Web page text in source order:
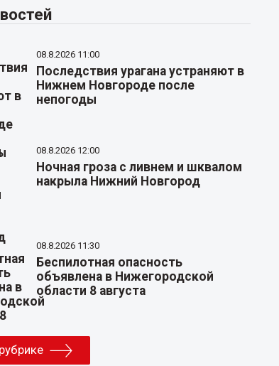
08.8.2026 11:00
Последствия урагана устраняют в
Нижнем Новгороде после
непогоды
08.8.2026 12:00
Ночная гроза с ливнем и шквалом
накрыла Нижний Новгород
08.8.2026 11:30
Беспилотная опасность
объявлена в Нижегородской
области 8 августа